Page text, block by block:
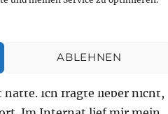
ABLEHNEN
nie wieder
fingen die anderen an zu
hätte. Ich fragte lieber nicht,